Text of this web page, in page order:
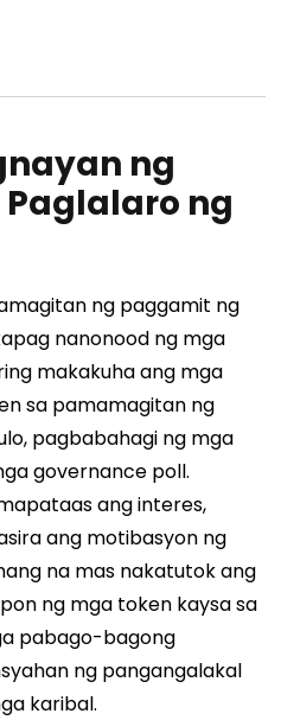
ng
ng
ng paggamit ng
nanonood ng mga
makakuha ang mga
sa pamamagitan ng
pagbabahagi ng mga
governance poll.
ang interes,
ang motibasyon ng
na mas nakatutok ang
ng mga token kaysa sa
pabago-bagong
ng pangangalakal
karibal.